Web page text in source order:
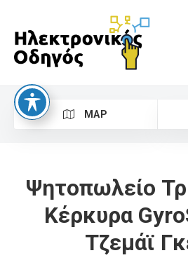
MAP
Search
Ψητοπωλείο
Κέρκυρα
Τζεμάϊ